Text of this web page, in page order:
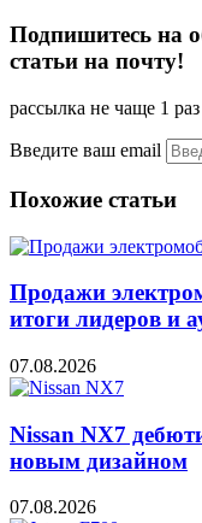
Подпишитесь на
статьи на почту!
рассылка не чаще 1
Введите ваш email
Похожие статьи
Продажи
итоги лидеров и
07.08.2026
Nissan NX7
новым дизайном
07.08.2026